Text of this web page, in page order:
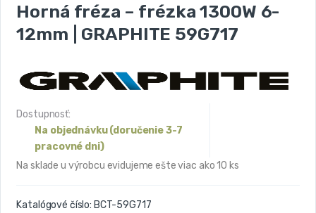
Horná fréza – frézka 1300W 6-
12mm | GRAPHITE 59G717
Dostupnosť:
Na objednávku (doručenie 3-7
pracovné dni)
Na sklade u výrobcu evidujeme ešte viac ako 10 ks
Katalógové číslo: BCT-59G717